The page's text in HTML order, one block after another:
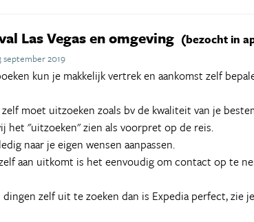
Las Vegas en omgeving (bezocht in
september 2019
kun je makkelijk vertrek en aankomst zelf
moet uitzoeken zoals bv de kwaliteit van je
het "uitzoeken" zien als voorpret op de reis.
naar je eigen wensen aanpassen.
aan uitkomt is het eenvoudig om contact op te
zelf uit te zoeken dan is Expedia perfect, zie